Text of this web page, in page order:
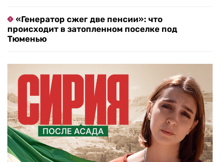
«Генератор сжег две пенсии»: что
происходит в затопленном поселке под
Тюменью